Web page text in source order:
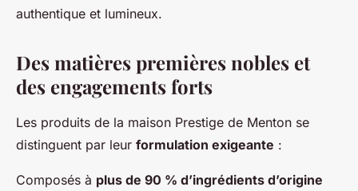
authentique et lumineux.
Des matières premières nobles et
des engagements forts
Les produits de la maison Prestige de Menton se
distinguent par leur formulation exigeante :
Composés à plus de 90 % d’ingrédients d’origine